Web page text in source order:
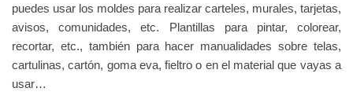
puedes usar los moldes para realizar carteles, murales, tarjetas,
avisos, comunidades, etc. Plantillas para pintar, colorear,
recortar, etc., también para hacer manualidades sobre telas,
cartulinas, cartón, goma eva, fieltro o en el material que vayas a
usar…